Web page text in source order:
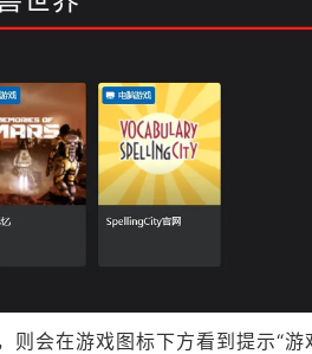
会在游戏图标下方看到提示“